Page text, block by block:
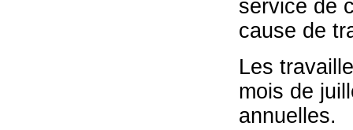
service de
cause de
Les
mois de
annuelles.